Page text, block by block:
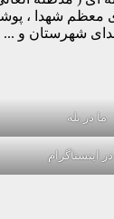
معظم
شهرستان و ...
ما در بله
اینستاگرام